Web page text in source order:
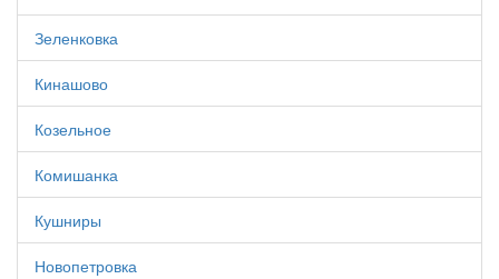
Зеленковка
Кинашово
Козельное
Комишанка
Кушниры
Новопетровка